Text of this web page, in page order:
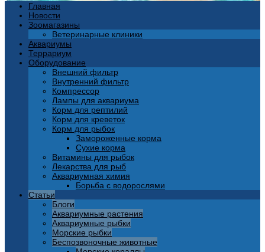
Главная
Новости
Зоомагазины
Ветеринарные клиники
Аквариумы
Террариум
Оборудование
Внешний фильтр
Внутренний фильтр
Компрессор
Лампы для аквариума
Корм для рептилий
Корм для креветок
Корм для рыбок
Замороженные корма
Сухие корма
Витамины для рыбок
Лекарства для рыб
Аквариумная химия
Борьба с водорослями
Статьи
Блоги
Аквариумные растения
Аквариумные рыбки
Морские рыбки
Беспозвоночные животные